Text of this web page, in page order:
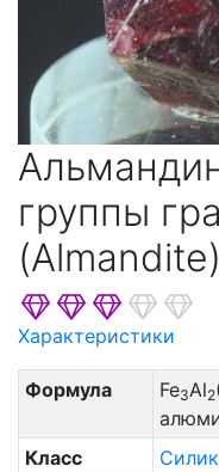
группы
(Almandite)
Характеристики
Формула Fe3Al2
Класс